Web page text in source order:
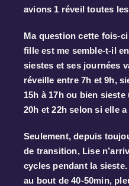
avions 1 réveil toutes
Ma question cette fois-
fille est me semble-t-il
siestes et ses journées
réveille entre 7h et 9h,
15h à 17h ou bien
20h et 22h selon si elle
Seulement, depuis
de transition, Lise
cycles pendant la
au bout de 40-50min,